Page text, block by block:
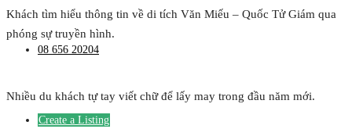
08 656 20204
Create a Listing
Khách tìm hiểu thông tin về di tích Văn Miếu – Quốc Tử Giám qua
phóng sự truyền hình.
Nhiều du khách tự tay viết chữ để lấy may trong đầu năm mới.